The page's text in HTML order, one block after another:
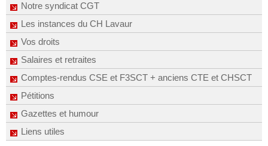
Notre syndicat CGT
Les instances du CH Lavaur
Vos droits
Salaires et retraites
Comptes-rendus CSE et F3SCT + anciens CTE et CHSCT
Pétitions
Gazettes et humour
Liens utiles